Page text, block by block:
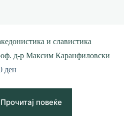
и славистика
д-р Максим Каранфиловски
ден
Прочитај повеќе